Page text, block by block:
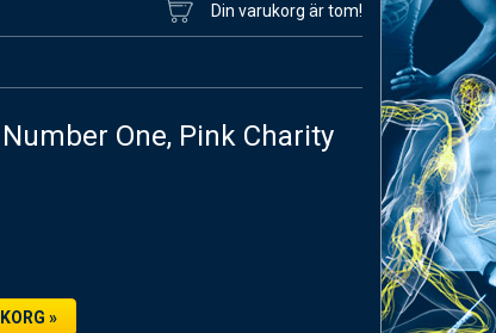
Din varukorg är tom!
One, Pink Charity
»